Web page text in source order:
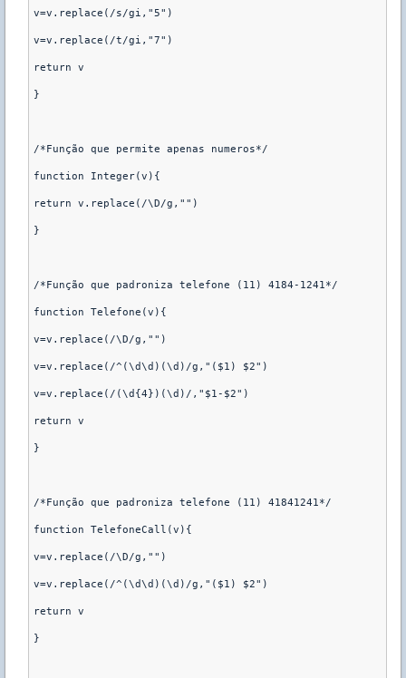
v=v.replace(/s/gi,"5")
v=v.replace(/t/gi,"7")
return v
}
/*Função que permite apenas numeros*/
function Integer(v){
return v.replace(/\D/g,"")
}
/*Função que padroniza telefone (11) 4184-1241*/
function Telefone(v){
v=v.replace(/\D/g,"")
v=v.replace(/^(\d\d)(\d)/g,"($1) $2")
v=v.replace(/(\d{4})(\d)/,"$1-$2")
return v
}
/*Função que padroniza telefone (11) 41841241*/
function TelefoneCall(v){
v=v.replace(/\D/g,"")
v=v.replace(/^(\d\d)(\d)/g,"($1) $2")
return v
}